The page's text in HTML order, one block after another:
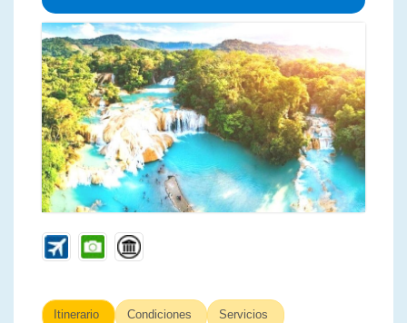
Itinerario Condiciones Servicios